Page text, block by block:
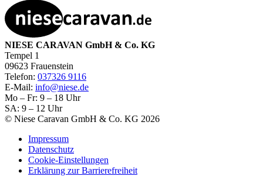
NIESE CARAVAN GmbH & Co. KG
Tempel 1
09623 Frauenstein
Telefon: 037326 9116
E-Mail: info@niese.de
Mo – Fr: 9 – 18 Uhr
SA: 9 – 12 Uhr
© Niese Caravan GmbH & Co. KG 2026
Impressum
Datenschutz
Cookie-Einstellungen
Erklärung zur Barrierefreiheit